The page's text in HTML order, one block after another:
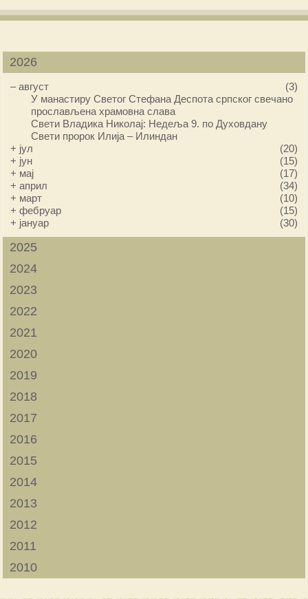
2026
–август
(3)
У манастиру Светог Стефана Деспота српског свечано
прослављена храмовна слава
Свети Владика Николај: Недеља 9. по Духовдану
Свети пророк Илија – Илиндан
+ јул
(20)
+ јун
(15)
+ мај
(17)
+април
(34)
+ март
(10)
+фебруар
(15)
+ јануар (30)
2025
2024
2023
2022
2021
2020
2019
2018
2017
2016
2015
2014
2013
2012
2011
2010